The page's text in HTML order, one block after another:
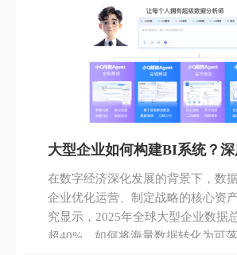
BI 等主流BI工具为例，为企业提供
实践路径。
大型企业如何构建BI系统？
设方案与应用价值
在数字经济深化发展的背景下，数
企业优化运营、制定战略的核心资
究显示，2025年全球大型企业数据
超40%，如何将海量数据转化为可